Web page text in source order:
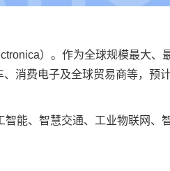
）。作为全球规模最大、
消费电子及全球贸易商等，预
智能、智慧交通、 工业物联网 、